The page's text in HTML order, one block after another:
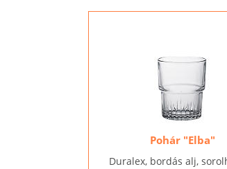
Pohár "Elba"
Duralex, bordás alj,